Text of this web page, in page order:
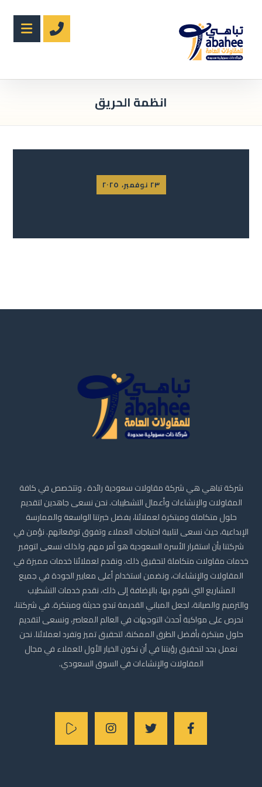
انظمة الحريق
٢٣ نوفمبر، ٢٠٢٥
شركة تباهي هي شركة مقاولات سعودية رائدة ، وتتخصص في كافة
المقاولات والإنشاءات وأعمال التشطيبات. نحن نسعى جاهدين لتقديم
حلول متكاملة ومبتكرة لعملائنا، بفضل خبرتنا الواسعة والممارسة
الإبداعية، حيث نسعى لتلبية احتياجات العملاء وتفوق توقعاتهم. نؤمن في
شركتنا بأن استقرار الأسرة السعودية هو أمر مهم، ولذلك نسعى لتوفير
خدمات مقاولات متكاملة لتحقيق ذلك. ونقدم لعملائنا خدمات مميزة في
المقاولات والإنشاءات، ونضمن استخدام أعلى معايير الجودة في جميع
المشاريع التي نقوم بها. بالإضافة إلى ذلك، نقدم خدمات التشطيب
والترميم والصيانة، لجعل المباني القديمة تبدو حديثة ومبتكرة. في شركتنا،
نحرص على مواكبة أحدث التوجهات في العالم المعاصر، ونسعى لتقديم
حلول مبتكرة بأفضل الطرق الممكنة، لتحقيق تميز وتفرد لعملائنا. نحن
نعمل بجد لتحقيق رؤيتنا في أن نكون الخيار الأول للعملاء في مجال
المقاولات والإنشاءات في السوق السعودي.